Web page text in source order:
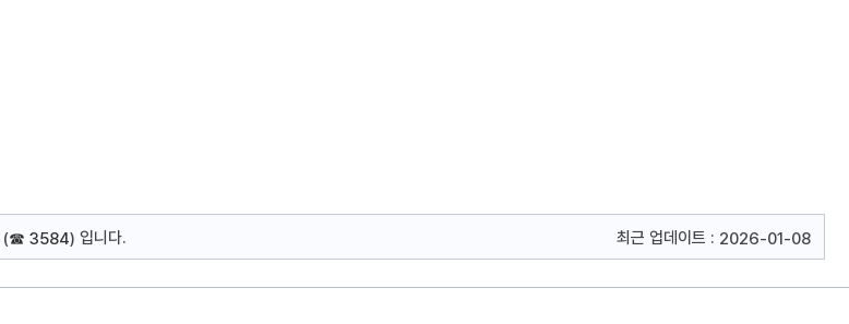
(☎ 3584) 입니다. 최근 업데이트 : 2026-01-08